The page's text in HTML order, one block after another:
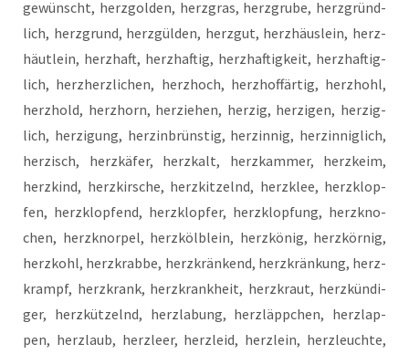
ge­wünscht, herz­gol­den, herz­gras, herz­gru­be, herz­gründ­
lich, herz­grund, herz­gül­den, herz­gut, herz­häus­lein, herz­
häut­lein, herz­haft, herz­haf­tig, herz­haf­tig­keit, herz­haf­tig­
lich, herz­herz­li­chen, herz­hoch, herz­hof­fär­tig, herz­hohl,
herz­hold, herz­horn, her­zie­hen, her­zig, her­zi­gen, her­zig­
lich, her­zi­gung, her­zin­brüns­tig, her­zin­nig, her­zin­nig­lich,
her­zisch, herz­kä­fer, herz­kalt, herz­kam­mer, herz­keim,
herz­kind, herz­kir­sche, herz­kit­zelnd, herz­klee, herz­klop­
fen, herz­klop­fend, herz­klop­fer, herz­klop­fung, herz­kno­
chen, herz­knor­pel, herz­köl­b­lein, herz­kö­nig, herz­kör­nig,
herz­kohl, herz­krab­be, herz­krän­kend, herz­krän­kung, herz­
krampf, herz­krank, herz­krank­heit, herz­kraut, herz­kün­di­
ger, herz­küt­zelnd, herz­la­bung, herz­läpp­chen, herz­lap­
pen, herz­laub, herz­leer, herz­leid, herz­lein, herz­leuch­te,